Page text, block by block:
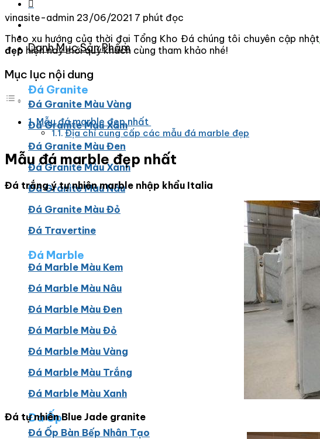
Danh Mục Sản Phẩm
Đá Granite
Đá Granite Màu Vàng
Đá Granite Màu Xám
Đá Granite Màu Đen
Đá Granite Màu Xanh
Đá Granite Màu Nâu
Đá Granite Màu Đỏ
Đá Travertine
Đá Marble
Đá Marble Màu Kem
Đá Marble Màu Nâu
Đá Marble Màu Đen
Đá Marble Màu Đỏ
Đá Marble Màu Vàng
Đá Marble Màu Trắng
Đá Marble Màu Xanh
Đá Ốp
Đá Ốp Bàn Bếp Nhân Tạo​
vinasite-admin 23/06/2021 7 phút đọc
Theo xu hướng của thời đại Tổng Kho Đá chúng tôi chuyên cập nhật
đẹp hiện nay mới quý khách cùng tham khảo nhé!
Mục lục nội dung
Mẫu đá marble đẹp nhất
Địa chỉ cung cấp các mẫu đá marble đẹp
Mẫu đá marble đẹp nhất
Đá trắng ý tự nhiên marble nhập khẩu Italia
Đá tự nhiên Blue Jade granite